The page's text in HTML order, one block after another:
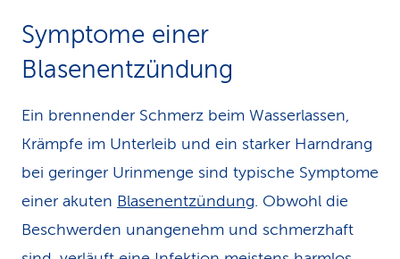
Symptome einer
Blasenentzündung
Ein brennender Schmerz beim Wasserlassen,
Krämpfe im Unterleib und ein starker Harndrang
bei geringer Urinmenge sind typische Symptome
einer akuten Blasenentzündung. Obwohl die
Beschwerden unangenehm und schmerzhaft